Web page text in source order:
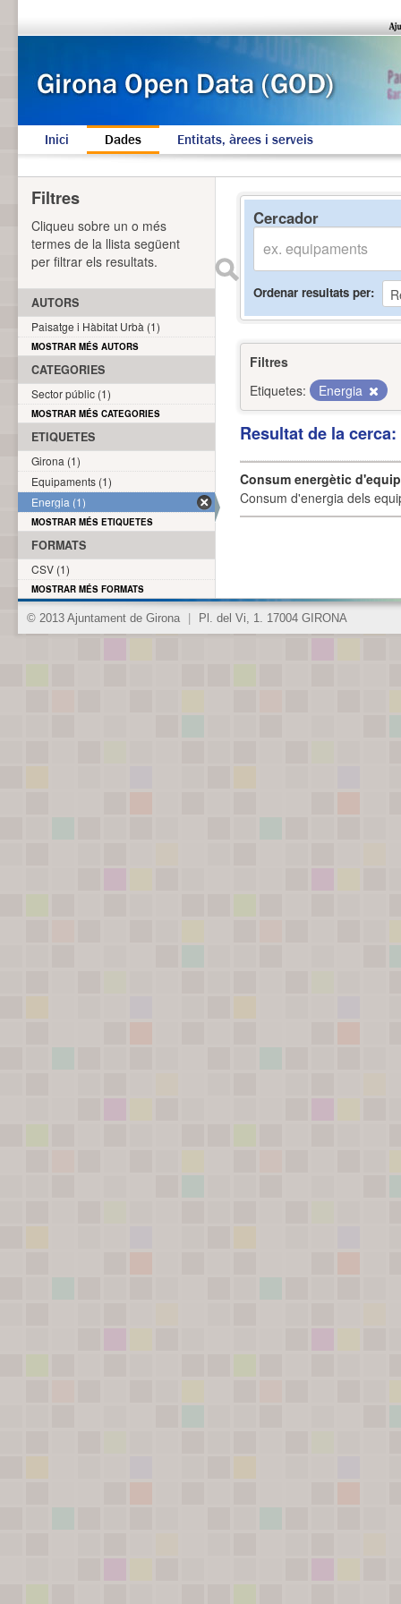
Inici Dades Entitats, àrees i serveis
Cercador
Ordenar resultats per
Filtres
Etiquetes:
Energia
Resultat de la
Consum energètic
Consum d'energia dels
Filtres
Cliqueu sobre un o més
termes de la llista següent
per filtrar els resultats.
AUTORS
Paisatge i Hàbitat Urbà (1)
MOSTRAR MÉS AUTORS
CATEGORIES
Sector públic (1)
MOSTRAR MÉS CATEGORIES
ETIQUETES
Girona (1)
Equipaments (1)
Energia (1)
MOSTRAR MÉS ETIQUETES
FORMATS
CSV (1)
MOSTRAR MÉS FORMATS
© 2013 Ajuntament de Girona Pl. del Vi, 1. 17004 GIRONA